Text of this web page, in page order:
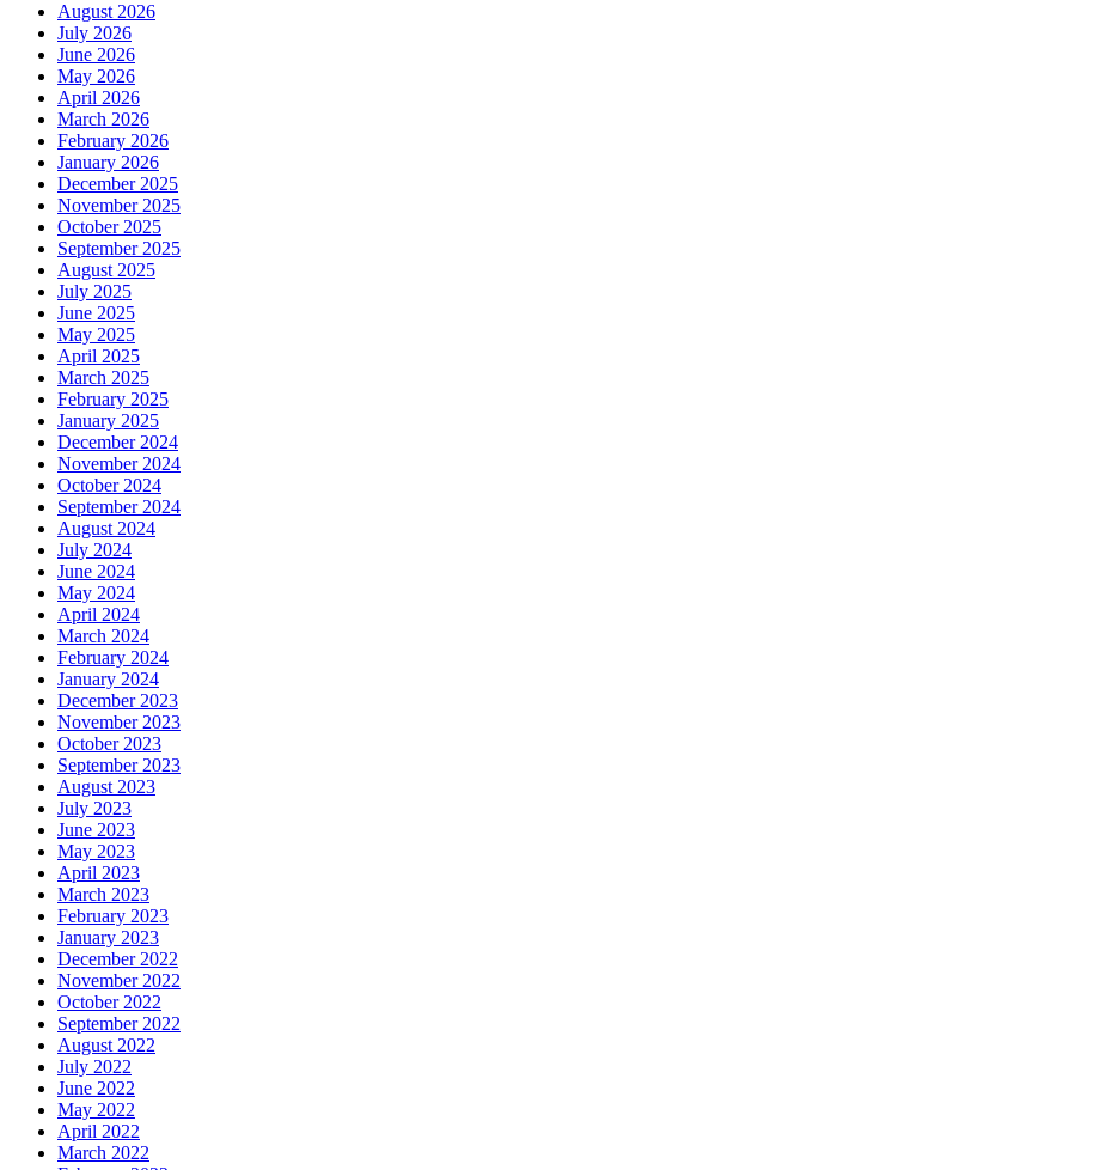
August 2026
July 2026
June 2026
May 2026
April 2026
March 2026
February 2026
January 2026
December 2025
November 2025
October 2025
September 2025
August 2025
July 2025
June 2025
May 2025
April 2025
March 2025
February 2025
January 2025
December 2024
November 2024
October 2024
September 2024
August 2024
July 2024
June 2024
May 2024
April 2024
March 2024
February 2024
January 2024
December 2023
November 2023
October 2023
September 2023
August 2023
July 2023
June 2023
May 2023
April 2023
March 2023
February 2023
January 2023
December 2022
November 2022
October 2022
September 2022
August 2022
July 2022
June 2022
May 2022
April 2022
March 2022